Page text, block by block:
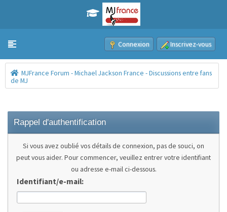
Toggle navigation Connexion Inscrivez-vous
MJFrance Forum - Michael Jackson France - Discussions entre fans
de MJ
Rappel d'authentification
Si vous avez oublié vos détails de connexion, pas de souci, on
peut vous aider. Pour commencer, veuillez entrer votre identifiant
ou adresse e-mail ci-dessous.
Identifiant/e-mail: